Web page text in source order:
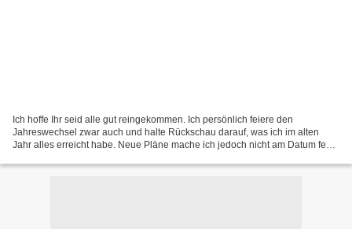
Ich hoffe Ihr seid alle gut reingekommen. Ich persönlich feiere den
Jahreswechsel zwar auch und halte Rückschau darauf, was ich im alten
Jahr alles erreicht habe. Neue Pläne mache ich jedoch nicht am Datum fest,